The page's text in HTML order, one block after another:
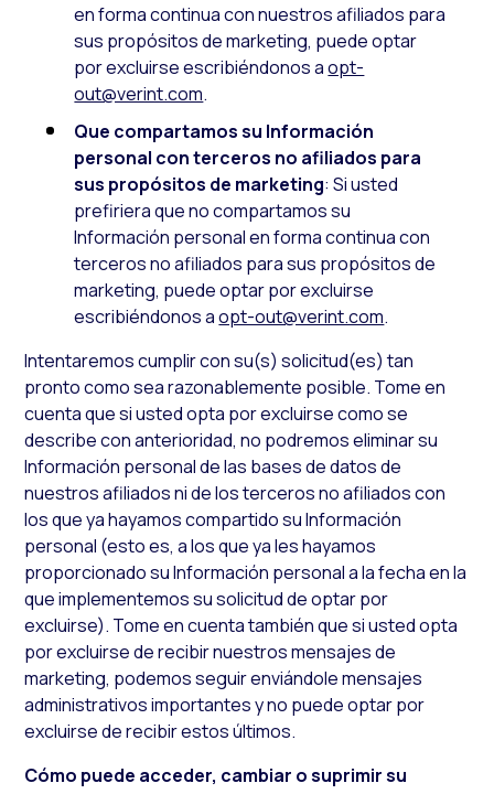
en forma continua con nuestros afiliados para
sus propósitos de marketing, puede optar
por excluirse escribiéndonos aopt-
out@verint.com.
Que compartamos su Información
personal con terceros no afiliados para
sus propósitos de marketing: Si usted
prefiriera que no compartamos su
Información personal en forma continua con
terceros no afiliados para sus propósitos de
marketing, puede optar por excluirse
escribiéndonos aopt-out@verint.com.
Intentaremos cumplir con su(s) solicitud(es) tan
pronto como sea razonablemente posible. Tome en
cuenta que si usted opta por excluirse como se
describe con anterioridad, no podremos eliminar su
Información personal de las bases de datos de
nuestros afiliados ni de los terceros no afiliados con
los que ya hayamos compartido su Información
personal (esto es, a los que ya les hayamos
proporcionado su Información personal a la fecha en la
que implementemos su solicitud de optar por
excluirse). Tome en cuenta también que si usted opta
por excluirse de recibir nuestros mensajes de
marketing, podemos seguir enviándole mensajes
administrativos importantes y no puede optar por
excluirse de recibir estos últimos.
Cómo puede acceder, cambiar o suprimir su